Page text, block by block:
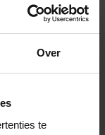
Over
te